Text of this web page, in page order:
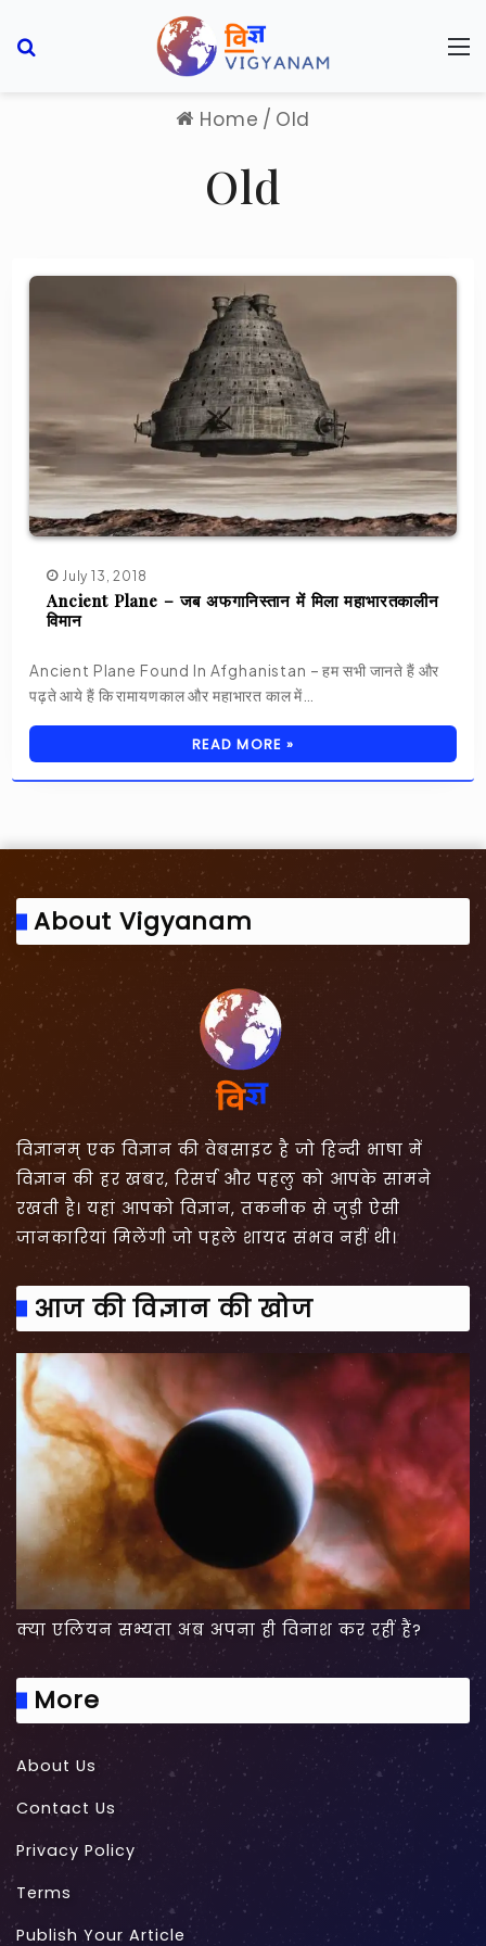
Home / Old
Old
July 13, 2018
Ancient Plane – जब अफगानिस्तान में मिला महाभारतकालीन
विमान
Ancient Plane Found In Afghanistan – हम सभी जानते हैं और
पढ़ते आये हैं कि रामायणकाल और महाभारत काल में…
READ MORE »
About Vigyanam
विज्ञानम् एक विज्ञान की वेबसाइट है जो हिन्दी भाषा में
विज्ञान की हर खबर, रिसर्च और पहलु को आपके सामने
रखती है। यहां आपको विज्ञान, तकनीक से जुड़ी ऐसी
जानकारियां मिलेंगी जो पहले शायद संभव नहीं थी।
आज की विज्ञान की खोज
क्या एलियन सभ्यता अब अपना ही विनाश कर रहीं हैं?
More
About Us
Contact Us
Privacy Policy
Terms
Publish Your Article